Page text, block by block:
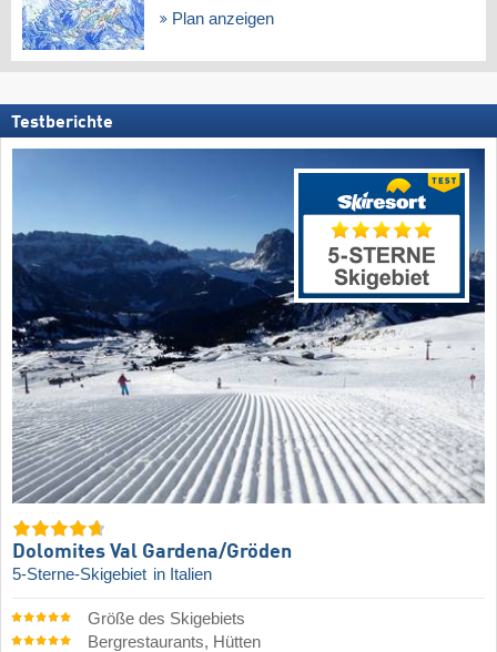
Plan anzeigen
Testberichte
Dolomites Val Gardena/​Gröden
5-Sterne-Skigebiet in Italien
Größe des Skigebiets
Bergrestaurants, Hütten